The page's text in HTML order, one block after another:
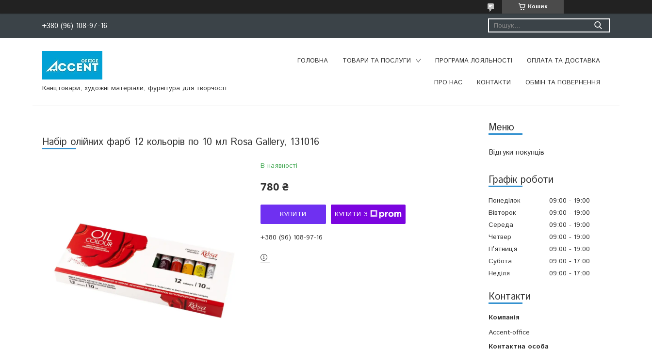
Кошик
+380 (96) 108-97-16
Канцтовари, художні матеріали, фурнітура для творчості
ГОЛОВНА ТОВАРИ ТА ПОСЛУГИ ПРОГРАМА ЛОЯЛЬНОСТІ ОПЛАТА ТА ДОСТАВКА
ПРО НАС КОНТАКТИ ОБМІН ТА ПОВЕРНЕННЯ
Відгуки покупців
Графік роботи
Понеділок 09:00
19:00
Вівторок
09:00
19:00
Середа
09:00
19:00
Четвер
09:00
19:00
Пʼятниця
09:00
19:00
Субота
09:00
17:00
Неділя
09:00 17:00
Контакти
Accent-office
Набір олійних фарб 12 кольорів по 10 мл Rosa Gallery, 131016
В наявності
780 ₴
КУПИТИ КУПИТИ З
+380 (96) 108-97-16